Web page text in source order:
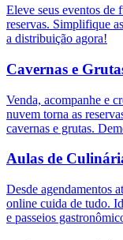
Eleve seus eventos de
reservas. Simplifique
a distribuição agora!
Cavernas e
Venda, acompanhe e
nuvem torna as
cavernas e grutas.
Aulas de
Desde agendamentos
online cuida de tudo.
e passeios